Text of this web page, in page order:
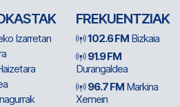
Izarretan
FREKUENTZIAK
102.6 FM Bizkaia
91.9 FM
Durangaldea
96.7 FM Markina
Xemein